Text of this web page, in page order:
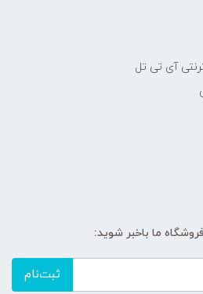
آی تی تل
ما باخبر شوید:
ثبت‌نام